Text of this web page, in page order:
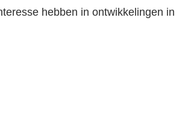
hebben in ontwikkelingen in